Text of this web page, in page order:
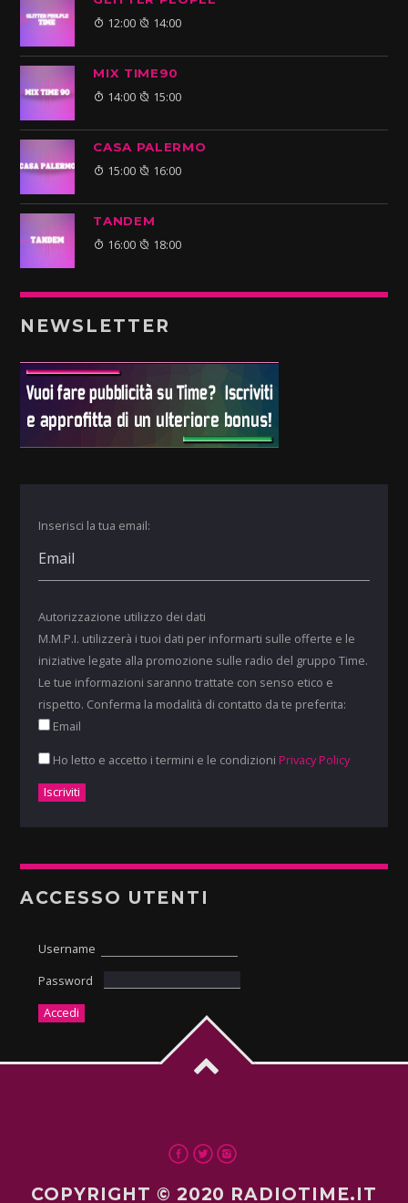
12:00 14:00
MIX TIME90
14:00 15:00
CASA PALERMO
15:00 16:00
TANDEM
16:00 18:00
NEWSLETTER
Inserisci la tua email:
Autorizzazione utilizzo dei dati
M.M.P.I. utilizzerà i tuoi dati per informarti sulle offerte e le
iniziative legate alla promozione sulle radio del gruppo Time.
Le tue informazioni saranno trattate con senso etico e
rispetto. Conferma la modalità di contatto da te preferita:
Email
Ho letto e accetto i termini e le condizioni Privacy Policy
ACCESSO UTENTI
Username
Password
COPYRIGHT © 2020 RADIOTIME.IT